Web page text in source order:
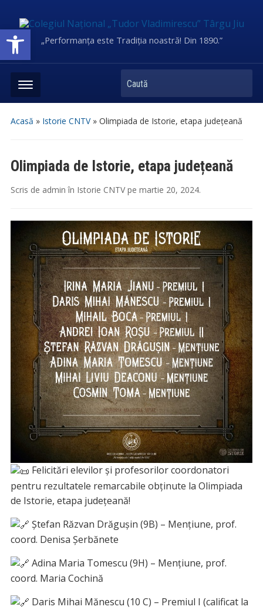
Deschide bara de unelte„Performanța este Tradiția noastră! Din 1890.”
Caută
Acasă » Istorie CNTV» Olimpiada de Istorie, etapa județeană
Olimpiada de Istorie, etapa județeană
Scris de admin în Istorie CNTVpe martie 20, 2024.
Felicitări elevilor și profesorilor coordonatori
pentru rezultatele remarcabile obținute la Olimpiada
de Istorie, etapa județeană!
Ștefan Răzvan Drăgușin (9B) – Mențiune, prof.
coord. Denisa Șerbănete
Adina Maria Tomescu (9H) – Mențiune, prof.
coord. Maria Cochină
Daris Mihai Mănescu (10 C) – Premiul I (calificat la